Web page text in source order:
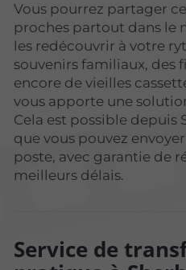
Vous pourrez partager
proches partout dans le
les redécouvrir à votre
souvenirs familiaux, des
encore de vieilles
vous apporte une
Cela est possible depuis
que vous pouvez
poste, avec garantie de
meilleurs délais.
Service de